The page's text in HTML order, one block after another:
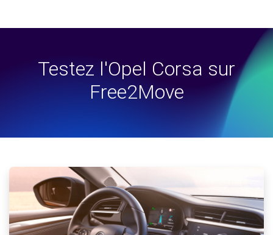
Testez l'Opel Corsa sur
Free2Move